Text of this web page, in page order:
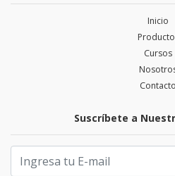
Inicio
Cursos
Contacto
Suscríbete a